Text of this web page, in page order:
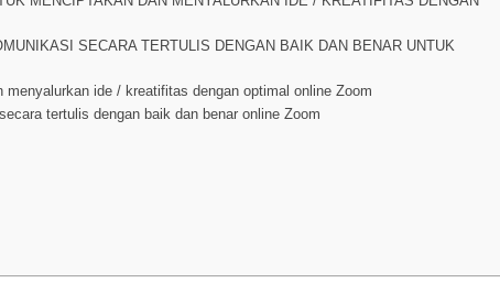
SECARA TERTULIS DENGAN BAIK DAN BENAR UNTUK
ide / kreatifitas dengan optimal online Zoom
tertulis dengan baik dan benar online Zoom